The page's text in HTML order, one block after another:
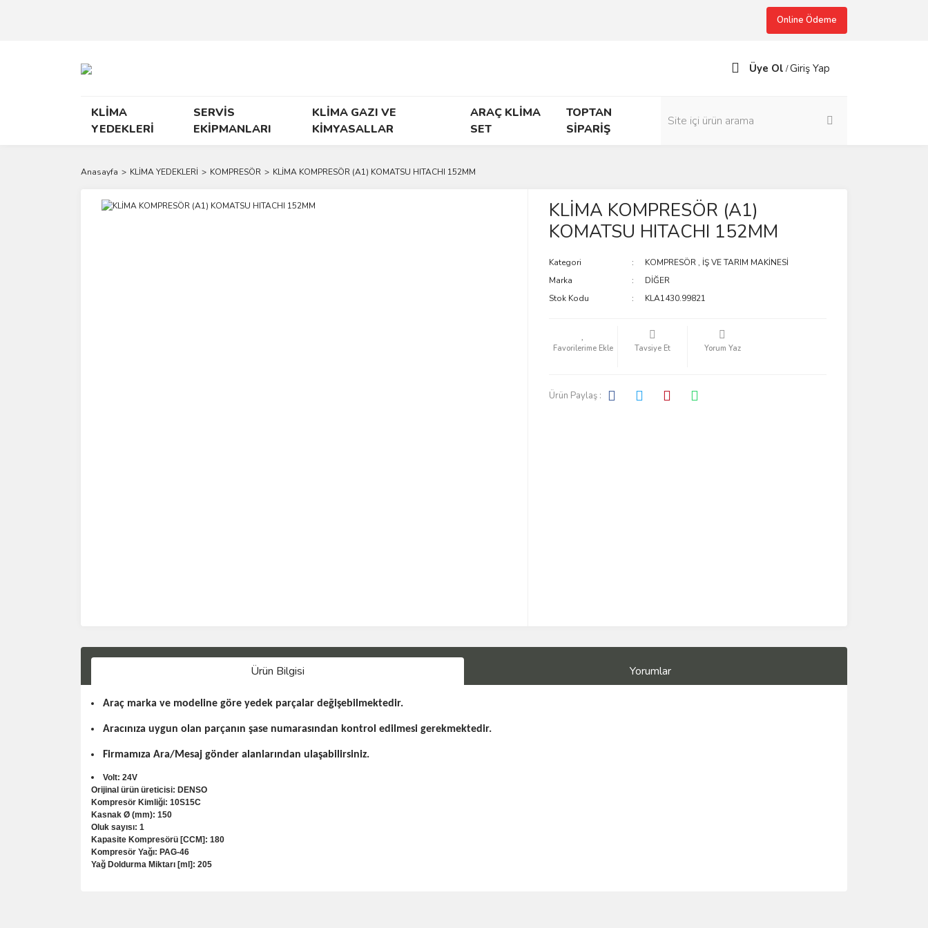
Online Ödeme
Üye Ol /Giriş Yap
KLİMA
YEDEKLERİ
SERVİS
EKİPMANLARI
KLİMA GAZI VE
KİMYASALLAR
ARAÇ KLİMA
SET
TOPTAN
SİPARİŞ
Anasayfa KLİMA YEDEKLERİ KOMPRESÖR KLİMA KOMPRESÖR (A1) KOMATSU HITACHI 152MM
KLİMA KOMPRESÖR (A1)
KOMATSU HITACHI 152MM
Kategori KOMPRESÖR , İŞ VE TARIM MAKİNESİ
Marka
DİĞER
Stok Kodu
KLA1430.99821
Tavsiye Et Yorum Yaz
Ürün Paylaş :
Ürün Bilgisi Yorumlar
Araç marka ve modeline göre yedek parçalar değişebilmektedir.
Aracınıza uygun olan parçanın şase numarasından kontrol edilmesi gerekmektedir.
Firmamıza Ara/Mesaj gönder alanlarından ulaşabilirsiniz.
Volt: 24V
Orijinal ürün üreticisi: DENSO
Kompresör Kimliği: 10S15C
Kasnak Ø (mm): 150
Oluk sayısı: 1
Kapasite Kompresörü [CCM]: 180
Kompresör Yağı: PAG-46
Yağ Doldurma Miktarı [ml]: 205